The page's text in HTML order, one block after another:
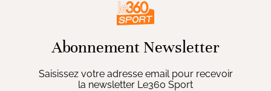
Abonnement Newsletter
Saisissez votre adresse email pour recevoir
la newsletter Le360 Sport